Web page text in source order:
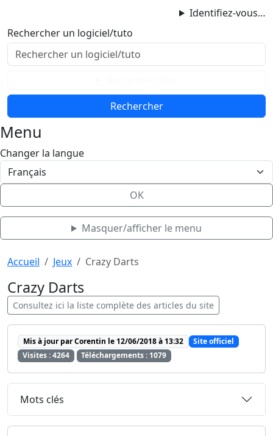
Identifiez-vous…
Contenu principal
Menu
Bas de page
Rechercher un logiciel/tuto
Menu
Changer la langue
OK
Masquer/afficher le menu
Aller au contenu principal
Accueil Jeux Crazy Darts
Crazy Darts
Consultez ici la liste complète des articles du site
Mis à jour par Corentin le 12/06/2018 à 13:32
Site officiel
Visites : 4264
Téléchargements : 1079
Mots clés